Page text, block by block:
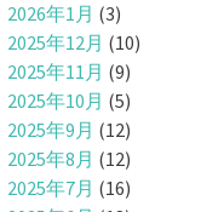
2026年1月 (3)
2025年12月 (10)
2025年11月 (9)
2025年10月 (5)
2025年9月 (12)
2025年8月 (12)
2025年7月 (16)